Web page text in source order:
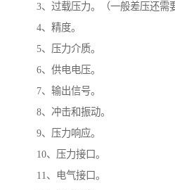
3、过载压力。（一般差压还需
4、精度。
5、压力介质。
6、供电电压。
7、输出信号。
8、冲击和振动。
9、压力响应。
10、压力接口。
11、电气接口。